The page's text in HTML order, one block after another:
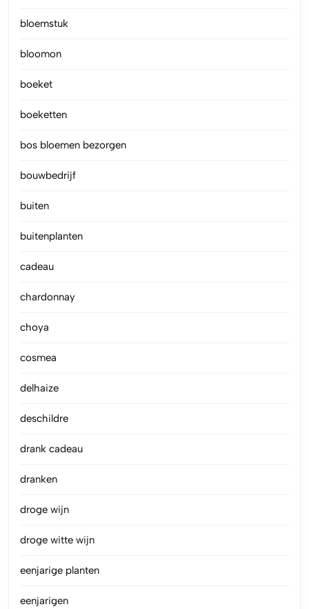
bloemstuk
bloomon
boeket
boeketten
bos bloemen bezorgen
bouwbedrijf
buiten
buitenplanten
cadeau
chardonnay
choya
cosmea
delhaize
deschildre
drank cadeau
dranken
droge wijn
droge witte wijn
eenjarige planten
eenjarigen